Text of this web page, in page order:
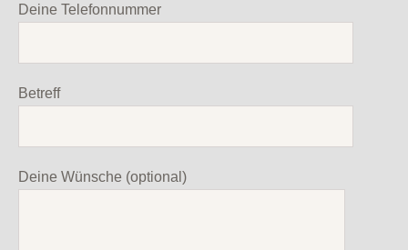
Deine Telefonnummer
Betreff
Deine Wünsche (optional)